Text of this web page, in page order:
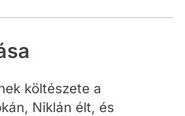
költészete a
Niklán élt, és